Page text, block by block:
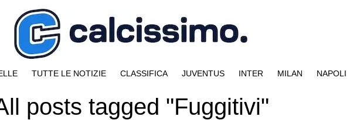
TUTTE LE NOTIZIE CLASSIFICA JUVENTUS INTER MILAN NAPOLI
posts tagged "Fuggitivi"